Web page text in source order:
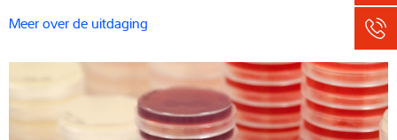
Meer over de uitdaging